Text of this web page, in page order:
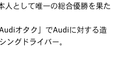
として唯一の総合優勝を果た
オタク」でAudiに対する造
ングドライバー。